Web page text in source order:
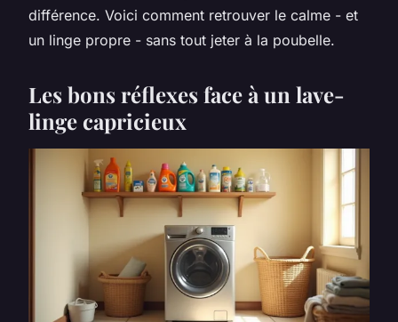
différence. Voici comment retrouver le calme - et
un linge propre - sans tout jeter à la poubelle.
Les bons réflexes face à un lave-
linge capricieux